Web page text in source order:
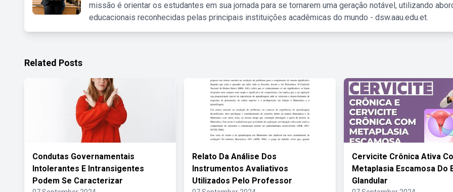
missão é orientar os estudantes em sua jornada para se tornarem uma geração notável, utilizando
educacionais reconhecidas pelas principais instituições acadêmicas do mundo - dsw.aau.edu.et.
Related Posts
Condutas Governamentais
Intolerantes E Intransigentes
Podem Se Caracterizar
Relato Da Análise Dos
Instrumentos Avaliativos
Utilizados Pelo Professor
Cervicite Crônica Ativa
Metaplasia Escamosa Do
Glandular